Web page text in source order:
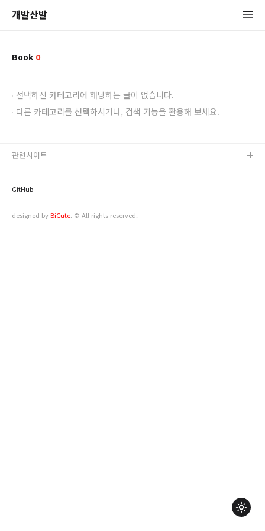
개발산발
Book 0
선택하신 카테고리에 해당하는 글이 없습니다.
다른 카테고리를 선택하시거나, 검색 기능을 활용해 보세요.
GitHub
designed byBiCute. ©️ All rights reserved.
관련사이트